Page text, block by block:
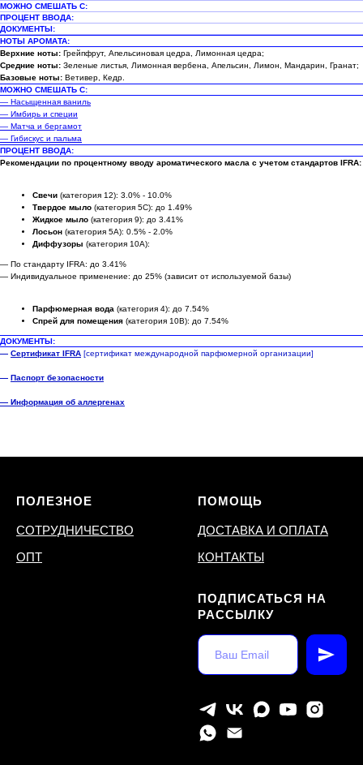
МОЖНО СМЕШАТЬ С:
ПРОЦЕНТ ВВОДА:
ДОКУМЕНТЫ:
НОТЫ АРОМАТА:
Верхние ноты: Грейпфрут, Апельсиновая цедра, Лимонная цедра;
Средние ноты: Зеленые листья, Лимонная вербена, Апельсин, Лимон, Мандарин, Гранат;
Базовые ноты: Ветивер, Кедр.
МОЖНО СМЕШАТЬ С:
— Насыщенная ваниль
— Имбирь и специи
— Матча и бергамот
— Гибискус и пальма
ПРОЦЕНТ ВВОДА:
Рекомендации по процентному вводу ароматического масла с учетом стандартов IFRA:
Свечи (категория 12): 3.0% - 10.0%
Твердое мыло (категория 5C): до 1.49%
Жидкое мыло (категория 9): до 3.41%
Лосьон (категория 5A): 0.5% - 2.0%
Диффузоры (категория 10A):
— По стандарту IFRA: до 3.41%
— Индивидуальное применение: до 25% (зависит от используемой базы)
Парфюмерная вода (категория 4): до 7.54%
Спрей для помещения (категория 10B): до 7.54%
ДОКУМЕНТЫ:
— Сертификат IFRA [сертификат международной парфюмерной организации]
— Паспорт безопасности
— Информация об аллергенах
ПОЛЕЗНОЕ
СОТРУДНИЧЕСТВО
ОПТ
ПОМОЩЬ
ДОСТАВКА И ОПЛАТА
КОНТАКТЫ
ПОДПИСАТЬСЯ НА
РАССЫЛКУ